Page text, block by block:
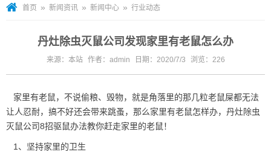
首页 » 新闻资讯 » 新闻中心 » 行业动态
丹灶除虫灭鼠公司发现家里有老鼠怎么办
来源：本站 作者：admin 日期：2020/7/3 浏览： 226
家里有老鼠，不说偷粮、毁物，就是角落里的那几粒老鼠屎都无法
让人忍耐，搞不好还会带来跳蚤，那么家里有老鼠怎样办， 丹灶除虫
灭鼠公司8招驱鼠办法教你赶走家里的老鼠！
1、坚持家里的卫生